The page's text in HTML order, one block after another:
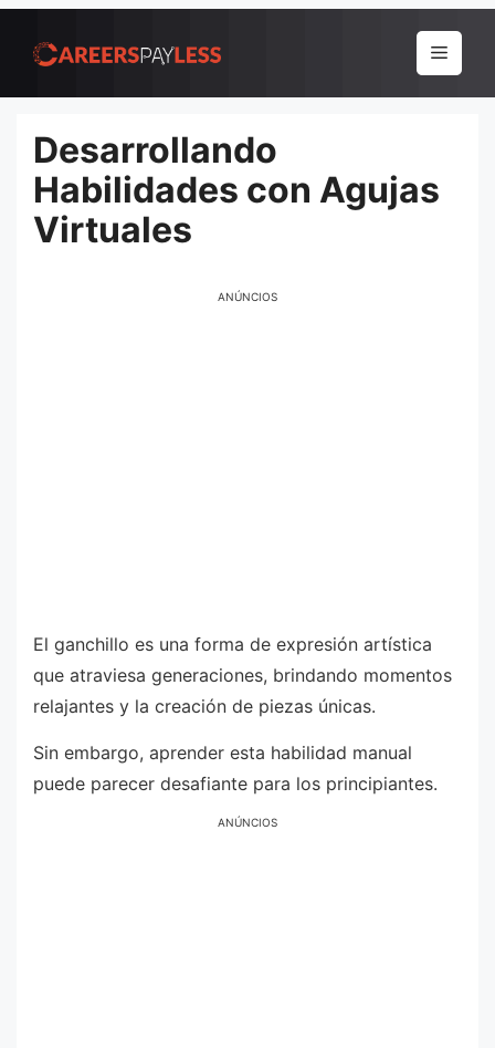
para
conteúdo
Menu
Desarrollando
Habilidades con Agujas
Virtuales
ANÚNCIOS
El ganchillo es una forma de expresión artística
que atraviesa generaciones, brindando momentos
relajantes y la creación de piezas únicas.
Sin embargo, aprender esta habilidad manual
puede parecer desafiante para los principiantes.
ANÚNCIOS